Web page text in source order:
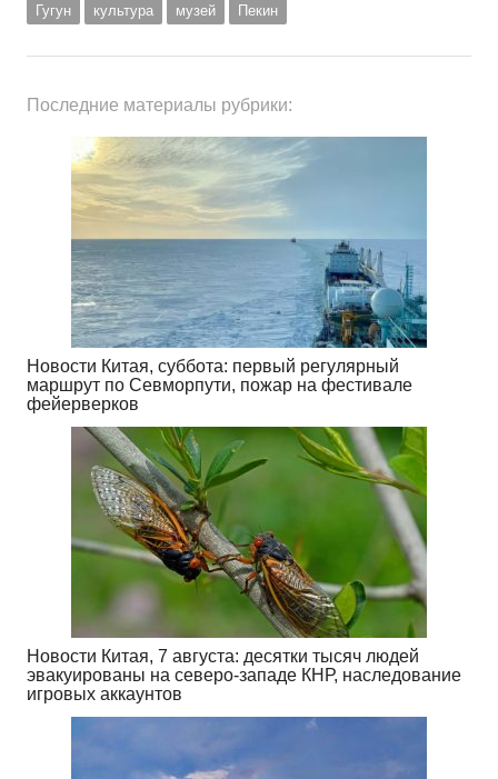
Гугун культура музей Пекин
Последние материалы рубрики:
Новости Китая, суббота: первый регулярный
маршрут по Севморпути, пожар на фестивале
фейерверков
Новости Китая, 7 августа: десятки тысяч людей
эвакуированы на северо-западе КНР, наследование
игровых аккаунтов